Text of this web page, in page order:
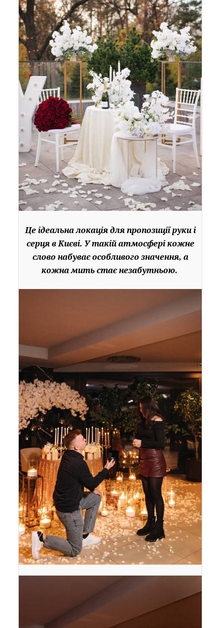
Це ідеальна локація для пропозиції руки і
серця в Києві. У такій атмосфері кожне
слово набуває особливого значення, а
кожна мить стає незабутньою.